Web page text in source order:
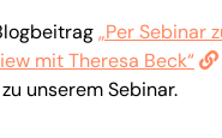
„Per Sebinar
mit Theresa Beck“
unserem Sebinar.